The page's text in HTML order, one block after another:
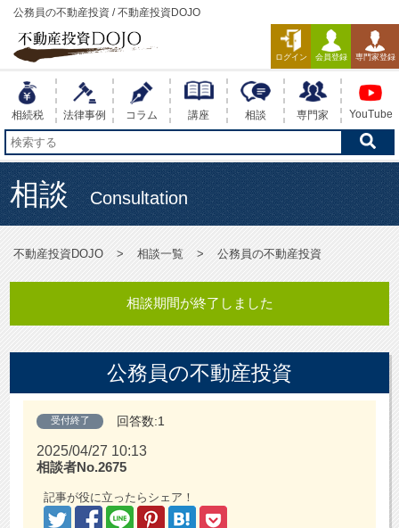
公務員の不動産投資 / 不動産投資DOJO
ログイン 会員登録 専門家登録
相続税 法律事例 コラム 講座 相談 専門家 YouTube
相談 Consultation
不動産投資DOJO 相談一覧 公務員の不動産投資
相談期間が終了しました
公務員の不動産投資
受付終了 回答数:1
2025/04/27 10:13
相談者No.2675
記事が役に立ったらシェア！